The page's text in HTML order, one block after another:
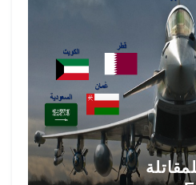
تاريخ المقاتلة F-16 في الشرق